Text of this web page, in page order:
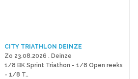
CITY TRIATHLON DEINZE
Zo 23.08.2026 . Deinze
1/8 BK Sprint Triathon - 1/8 Open reeks
- 1/8 T..